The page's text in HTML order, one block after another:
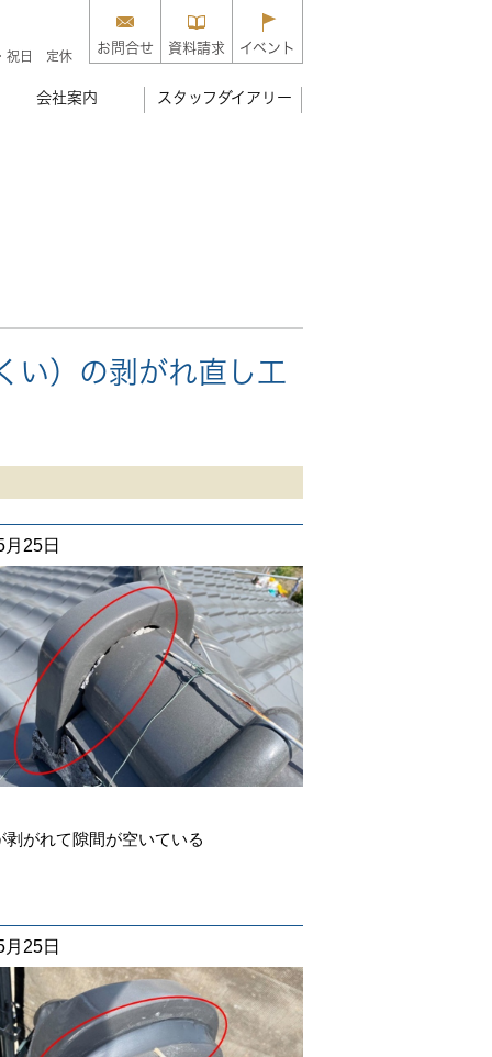
祝日 定休
お問合せ 資料請求 イベント
会社案内 スタッフダイアリー
い）の剥がれ直し工
25日
剥がれて隙間が空いている
25日